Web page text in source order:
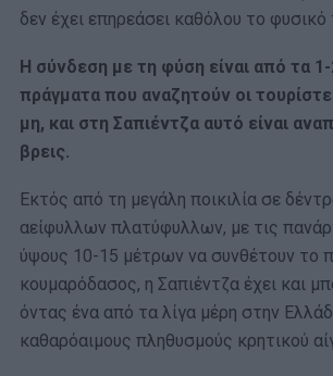
δεν έχει επηρεάσει καθόλου το φυσικό
Η σύνδεση με τη φύση είναι από τα
πράγματα που αναζητούν οι
μη, και στη Σαπιέντζα αυτό είναι
βρεις.
Εκτός από τη μεγάλη ποικιλία σε
αείφυλλων πλατύφυλλων, με τις
ύψους 10-15 μέτρων να συνθέτουν το
κουμαρόδασος, η Σαπιέντζα έχει και
όντας ένα από τα λίγα μέρη στην
καθαρόαιμους πληθυσμούς κρητικού